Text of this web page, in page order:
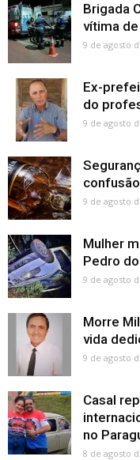
Brigada
vítima
9 de agosto
Ex-
do
9 de agosto
9 de agosto
Mulher
Pedro
9 de agosto
Morre
vida
9 de agosto
Casal
no
8 de agosto